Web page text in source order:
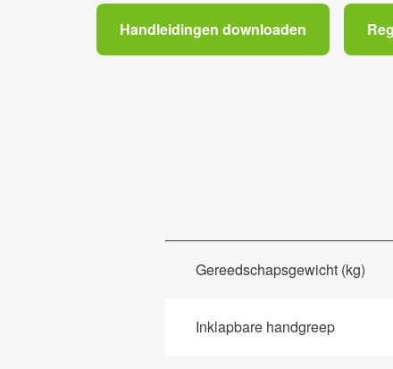
Handleidingen downloaden
Gereedschapsgewicht (kg)
Inklapbare handgreep